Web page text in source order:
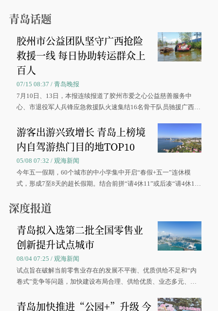
青岛话题
胶州市公益团队坚守广西抢险
救援一线 每日协助转运群众上
百人
07/15 08:37 / 青岛晚报
7月10日、13日，本报连续报道了胶州市爱之心公益慈善服务中
心、市退役军人兵锋应急救援队火速集结16名骨干队员驰援广西灾
游客出游兴致增长 青岛上榜境
内自驾游热门目的地TOP10
05/08 07:32 / 观海新闻
今年五一假期，60个城市的中小学集中开启“春假+五一”连休模
式，形成7至8天的超长假期。结合前拼“请4休11”或后凑“请4休1
深度报道
青岛拟入选第二批全国零售业
创新提升试点城市
08/04 07:25 / 观海新闻
试点旨在破解当前零售业存在的发展不平衡、优质供给不足和“内
卷式”竞争等问题，加快建设布局合理、供给优质、业态多元、智
青岛加快推进“公园+”升级 今